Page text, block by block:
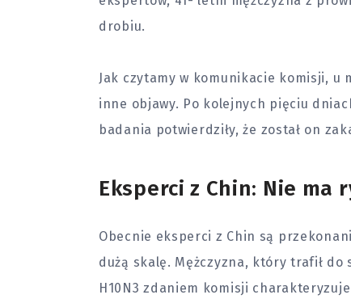
drobiu.
Jak czytamy w komunikacie komisji, u
inne objawy. Po kolejnych pięciu
badania potwierdziły, że został on
Eksperci z Chin: Nie ma
Obecnie eksperci z Chin są
dużą skalę. Mężczyzna, który trafił
H10N3 zdaniem komisji